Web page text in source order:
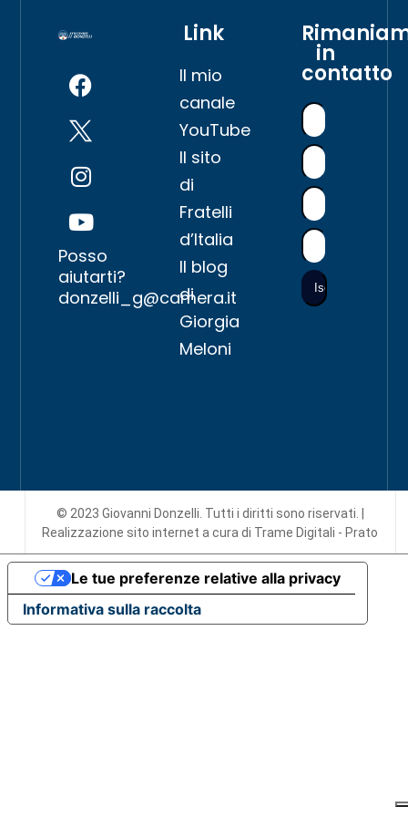
Posso
aiutarti?
donzelli_g@camera.it
Link
Il mio
canale
YouTube
Il sito
di
Fratelli
d’Italia
Il blog
di
Giorgia
Meloni
in
contatto
© 2023 Giovanni Donzelli. Tutti i diritti sono riservati. |
Realizzazione sito interneta cura di Trame Digitali - Prato
Informativa sulla raccolta
Le tue preferenze relative alla privacy